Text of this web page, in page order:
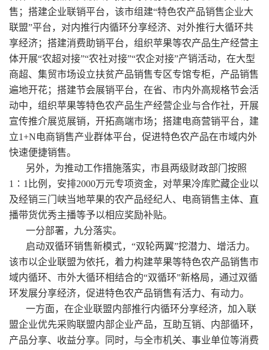
售；搭建企业联销平台，该市组建“特色农产品销售企业大
联盟”平台，对内推行内循环分享经济、对外推行大循环共
享经济；搭建消费助销平台，组织苹果等农产品生产经营主
体开展“农超对接”“农社对接”“农企对接”产销活动，在大型
商超、集贸市场设立扶贫产品销售专区专馆专柜，产品销售
遍地开花；搭建节会展销平台，在省、市内外高规格节会活
动中，组织苹果等特色农产品生产经营企业与合作社，开展
宣传推介展览展销，开拓高端市场；搭建电商营销平台，建
立1+N电商销售产业群体平台，促进特色农产品在市域内外
快速便捷销售。
另外，为推动工作措施落实，市县两级财政部门按照
1∶1比例，安排2000万元专项资金，对苹果冷库贮藏企业以
及经销三门峡当地苹果的农产品经纪人、电商销售主体、直
播带货优秀主播等予以相应奖励补贴。
一分部署，九分落实。
启动双循环销售新模式，“双轮两翼”挖潜力、增活力。
该市以企业联盟为依托，着力构建苹果等特色农产品销售市
域内循环、市外大循环相结合的“双循环”新格局，通过双循
环发展分享经济，促进特色农产品销售有活力、有动力。
一方面，在企业联盟内部推行内循环分享经济，加入联
盟企业优先采购联盟内部企业产品，互助互销、内部循环，
产品分享、收益分享。同时，与全市机关、事业单位等消费